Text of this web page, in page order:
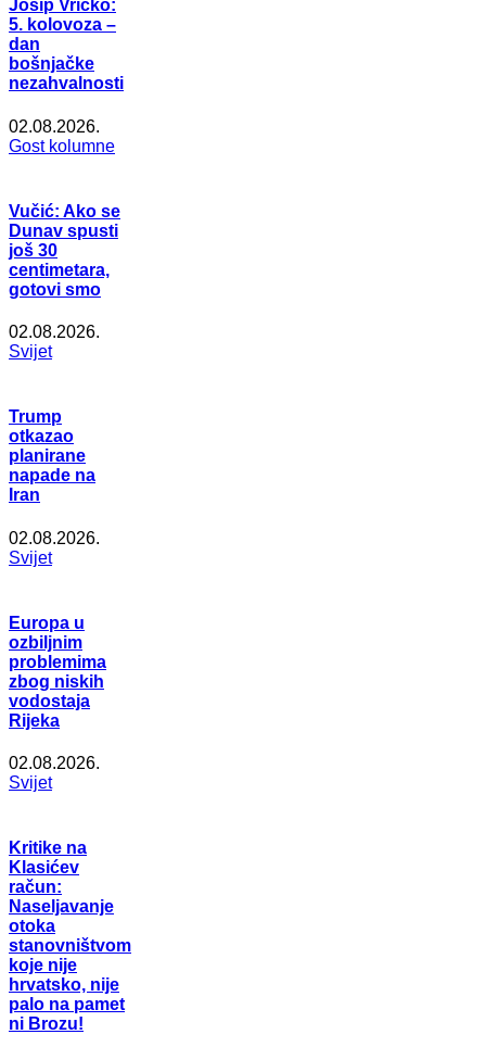
Josip Vričko:
5. kolovoza –
dan
bošnjačke
nezahvalnosti
02.08.2026.
Gost kolumne
Vučić: Ako se
Dunav spusti
još 30
centimetara,
gotovi smo
02.08.2026.
Svijet
Trump
otkazao
planirane
napade na
Iran
02.08.2026.
Svijet
Europa u
ozbiljnim
problemima
zbog niskih
vodostaja
Rijeka
02.08.2026.
Svijet
Kritike na
Klasićev
račun:
Naseljavanje
otoka
stanovništvom
koje nije
hrvatsko, nije
palo na pamet
ni Brozu!